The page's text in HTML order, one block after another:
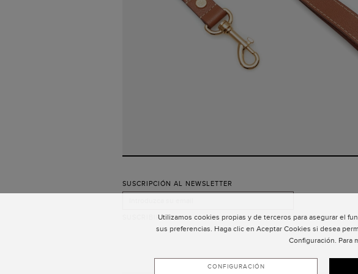
Utilizamos cookies propias y de terceros para asegurar el
sus preferencias. Haga clic en Aceptar Cookies si desea
Configuración. Para
CONFIGURACIÓN
SUSCRIPCIÓN AL NEWSLETTER
SUSCRIBIRSE